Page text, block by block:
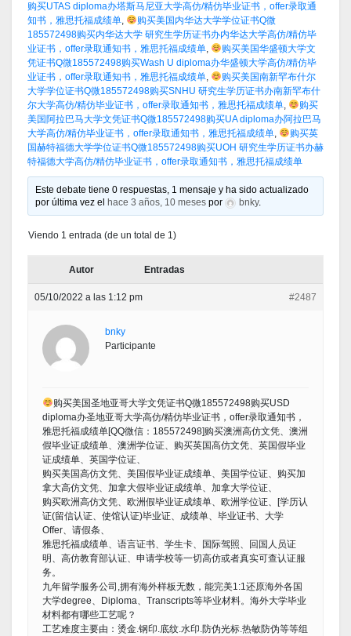
购买UTAS diploma办塔斯马尼亚大学高仿/精仿毕业证书，offer录取通
知书，雅思托福成绩单,
购买美国内华达大学学位证书Q微
185572498购买内华达大学 研究生学历证书办内华达大学高仿/精仿毕
业证书，offer录取通知书，雅思托福成绩单,
购买美国华盛顿大学文
凭证书Q微185572498购买Wash U diploma办华盛顿大学高仿/精仿毕
业证书，offer录取通知书，雅思托福成绩单,
购买美国南新罕布什尔
大学学位证书Q微185572498购买SNHU 研究生学历证书办南新罕布什
尔大学高仿/精仿毕业证书，offer录取通知书，雅思托福成绩单,
购买
美国阿拉巴马大学文凭证书Q微185572498购买UA diploma办阿拉巴马
大学高仿/精仿毕业证书，offer录取通知书，雅思托福成绩单,
购买英
国赫特福德大学学位证书Q微185572498购买UOH 研究生学历证书办赫
特福德大学高仿/精仿毕业证书，offer录取通知书，雅思托福成绩单
Este debate tiene 0 respuestas, 1 mensaje y ha sido actualizado
por última vez el
hace 3 años, 10 meses por bnky.
Viendo 1 entrada (de un total de 1)
Autor Entradas
05/10/2022 a las 1:12 pm #2487
bnky
Participante
购买美国圣地亚哥大学文凭证书Q微185572498购买USD
diploma办圣地亚哥大学高仿/精仿毕业证书，offer录取通知书，
雅思托福成绩单[QQ微信：185572498]购买澳洲高仿文凭、澳洲
假毕业证成绩单、澳洲学位证、购买英国高仿文凭、英国假毕业
证成绩单、英国学位证、
购买美国高仿文凭、美国假毕业证成绩单、美国学位证、购买加
拿大高仿文凭、加拿大假毕业证成绩单、加拿大学位证、
购买欧洲高仿文凭、欧洲假毕业证成绩单、欧洲学位证、[学历认
证(留信认证、使馆认证)毕业证、成绩单、毕业证书、大学
Offer、请假条、
雅思托福成绩单、语言证书、学生卡、国际驾照、回国人员证
明、高仿教育部认证、申请学校等一切高仿或者真实可查认证服
务。
九年留学服务公司,拥有海外样板无数，能完美1:1还原海外各国
大学degree、Diploma、Transcripts等毕业材料。海外大学毕业
材料都有哪些工艺呢？
工艺难度主要由：烫金.钢印.底纹.水印.防伪光标.热敏防伪等等组